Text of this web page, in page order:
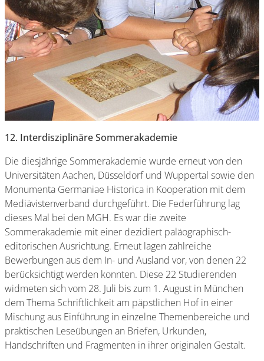
12. Interdisziplinäre Sommerakademie
Die diesjährige Sommerakademie wurde erneut von den
Universitäten Aachen, Düsseldorf und Wuppertal sowie den
Monumenta Germaniae Historica in Kooperation mit dem
Mediävistenverband durchgeführt. Die Federführung lag
dieses Mal bei den MGH. Es war die zweite
Sommerakademie mit einer dezidiert paläographisch-
editorischen Ausrichtung. Erneut lagen zahlreiche
Bewerbungen aus dem In- und Ausland vor, von denen 22
berücksichtigt werden konnten. Diese 22 Studierenden
widmeten sich vom 28. Juli bis zum 1. August in München
dem Thema Schriftlichkeit am päpstlichen Hof in einer
Mischung aus Einführung in einzelne Themenbereiche und
praktischen Leseübungen an Briefen, Urkunden,
Handschriften und Fragmenten in ihrer originalen Gestalt.